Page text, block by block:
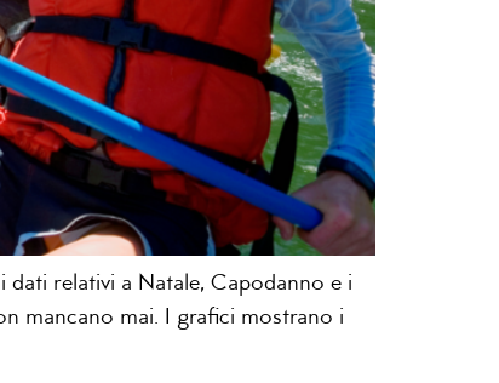
relativi a Natale, Capodanno e i
mancano mai. I grafici mostrano i